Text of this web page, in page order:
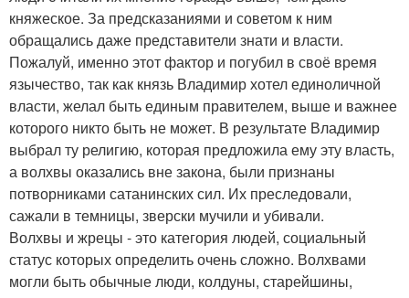
княжеское. За предсказаниями и советом к ним
обращались даже представители знати и власти.
Пожалуй, именно этот фактор и погубил в своё время
язычество, так как князь Владимир хотел единоличной
власти, желал быть единым правителем, выше и важнее
которого никто быть не может. В результате Владимир
выбрал ту религию, которая предложила ему эту власть,
а волхвы оказались вне закона, были признаны
потворниками сатанинских сил. Их преследовали,
сажали в темницы, зверски мучили и убивали.
Волхвы и жрецы - это категория людей, социальный
статус которых определить очень сложно. Волхвами
могли быть обычные люди, колдуны, старейшины,